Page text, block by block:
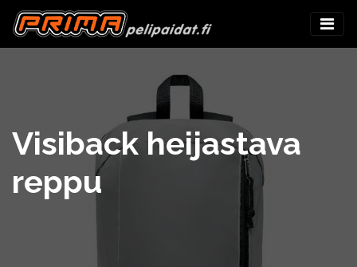
Visiback heijastava
reppu